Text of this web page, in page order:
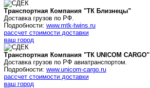
Транспортная Компания "ТК Близнецы"
Доставка грузов по РФ.
Подробности: www.mtk-twins.ru
рассчет стоимости доставки
ваш город
Транспортная Компания "ТК UNICOM CARGO"
Доставка грузов по РФ авиатранспортом.
Подробности: www.unicom-cargo.ru
рассчет стоимости доставки
ваш город